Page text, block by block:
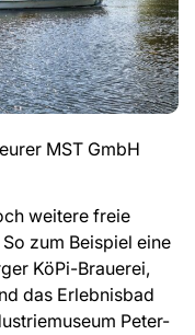
MST GmbH
weitere freie
zum Beispiel eine
KöPi-Brauerei,
das Erlebnisbad
Peter-